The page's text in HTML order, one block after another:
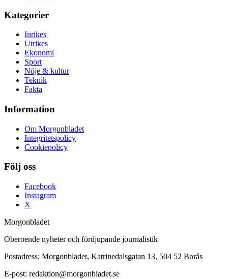
Kategorier
Inrikes
Utrikes
Ekonomi
Sport
Nöje & kultur
Teknik
Fakta
Information
Om Morgonbladet
Integritetspolicy
Cookiepolicy
Följ oss
Facebook
Instagram
X
Morgonbladet
Oberoende nyheter och fördjupande journalistik
Postadress: Morgonbladet, Katrinedalsgatan 13, 504 52 Borås
E-post: redaktion@morgonbladet.se